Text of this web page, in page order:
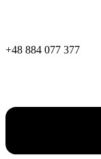
+48 884 077 377